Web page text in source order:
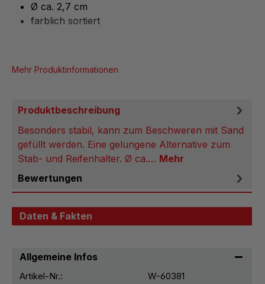
Ø ca. 2,7 cm
farblich sortiert
Mehr Produktinformationen
Produktbeschreibung
Besonders stabil, kann zum Beschweren mit Sand
gefüllt werden. Eine gelungene Alternative zum
Stab- und Reifenhalter. Ø ca.… Mehr
Bewertungen
Daten & Fakten
Allgemeine Infos
Artikel-Nr.: W-60381